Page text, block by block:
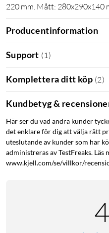
220 mm. Mått: 280x290x140
Producentinformation
Support (1)
Komplettera ditt köp (2)
Kundbetyg &
Här ser du vad andra kunder
det enklare för dig att välja rätt
uteslutande av kunder som har
administreras av TestFreaks.
www.kjell.com/se/villkor/
4